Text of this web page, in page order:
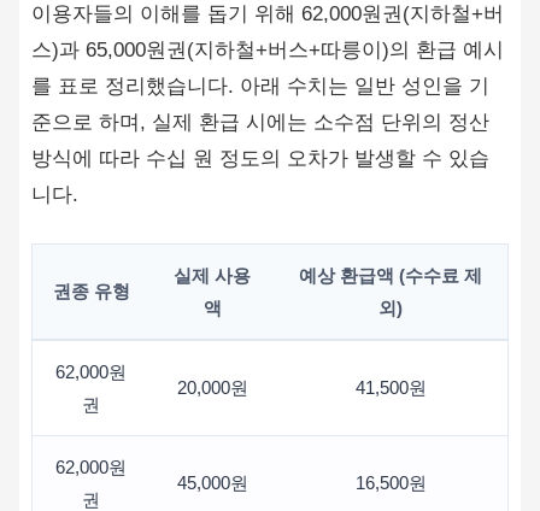
이용자들의 이해를 돕기 위해 62,000원권(지하철+버
스)과 65,000원권(지하철+버스+따릉이)의 환급 예시
를 표로 정리했습니다. 아래 수치는 일반 성인을 기
준으로 하며, 실제 환급 시에는 소수점 단위의 정산
방식에 따라 수십 원 정도의 오차가 발생할 수 있습
니다.
권종 유형
실제 사용
액
예상 환급액 (수수료 제
외)
62,000원
권
20,000원 41,500원
62,000원
권
45,000원 16,500원